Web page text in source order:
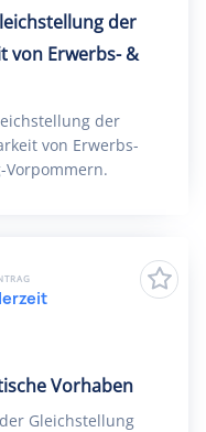
der
von Erwerbs- &
der
von Erwerbs-
Vorhaben
Gleichstellung